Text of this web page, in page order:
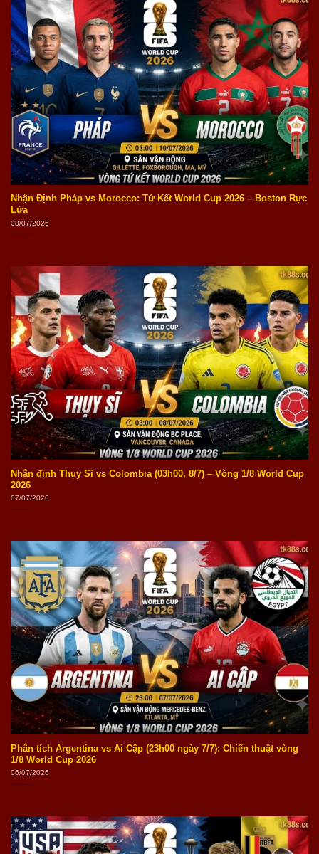
Nhận Định Pháp vs Morocco: Tứ Kết World Cup 2026 – Boston Rực
Lửa
08/07/2026
Nhận định Thụy Sĩ vs Colombia (03h00, 8/7) – Vòng 1/8 World Cup
2026
07/07/2026
Phân tích Argentina vs Ai Cập (23h00 ngày 7/7): Chiến thuật vòng
1/8 World Cup 2026
06/07/2026